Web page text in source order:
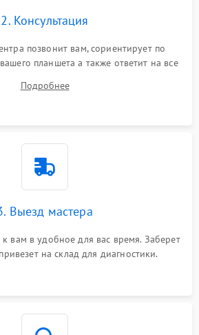
2. Консультация
позвонит вам, сориентирует по
планшета а также ответит на все
Подробнее
Выезд мастера
вам в удобное для вас время. Заберет
на склад для диагностики.